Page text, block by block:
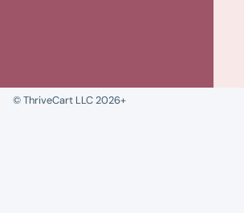
© ThriveCart LLC 2026+